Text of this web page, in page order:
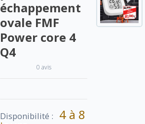
échappement
ovale FMF
Power core 4
Q4
0 avis
Disponibilité : 4 à 8